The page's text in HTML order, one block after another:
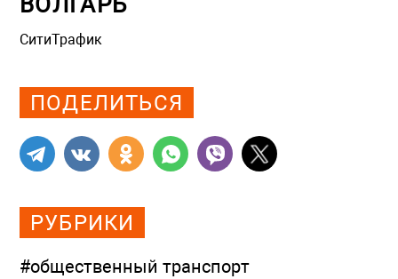
СитиТрафик
ПОДЕЛИТЬСЯ
РУБРИКИ
#общественный транспорт